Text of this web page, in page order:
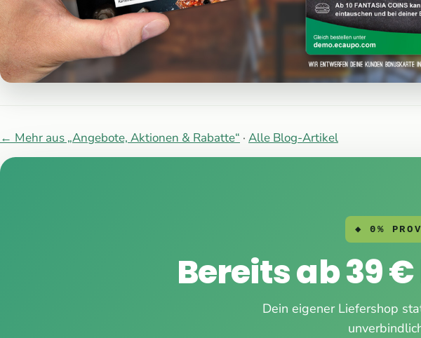
← Mehr aus „Angebote, Aktionen & Rabatte“ · Alle Blog-Artikel
◆ 0%
Bereits ab 39
Dein eigener Liefershop